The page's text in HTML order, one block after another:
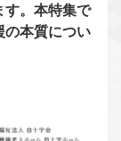
す。本特集で
の本質につい